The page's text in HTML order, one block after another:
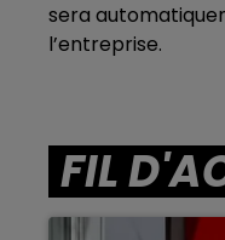
RDL
sera
l’entreprise.
FIL